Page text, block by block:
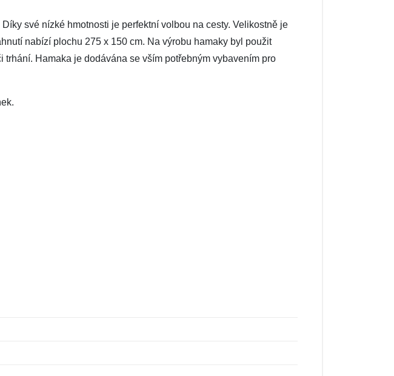
své nízké hmotnosti je perfektní volbou na cesty. Velikostně je
nabízí plochu 275 x 150 cm. Na výrobu hamaky byl použit
Hamaka je dodávána se vším potřebným vybavením pro